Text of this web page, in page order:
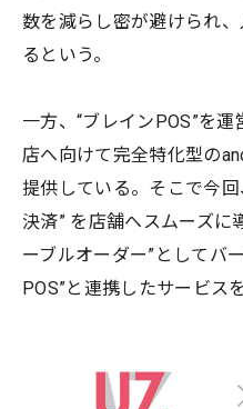
数を減らし密が避けられ
るという。
一方、“ブレインPOS”を
店へ向けて完全特化型の
提供している。そこで今
決済” を店舗へスムーズに
ーブルオーダー”としてバ
POS”と連携したサービス